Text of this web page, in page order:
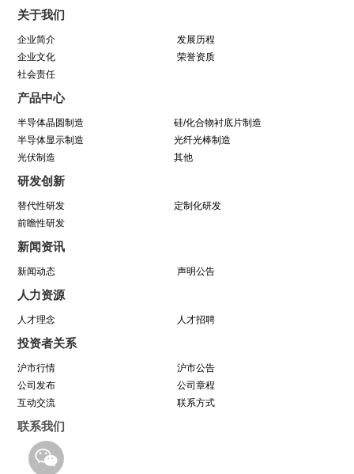
动圆满结束
学芯谱理念 做靠谱者--中巨芯靠谱文化宣讲月活
动圆满收官
因为靠谱 所以信赖 | 中巨芯《芯谱》发布会
中巨芯参展SEMICON China 2021
八年靠谱路 芯程共奔赴——首届靠谱文化节开幕
与城同行，为热爱开跑
关于我们
企业简介
发展历程
企业文化
荣誉资质
社会责任
产品中心
半导体晶圆制造
硅/化合物衬底片制造
半导体显示制造
光纤光棒制造
光伏制造
其他
研发创新
替代性研发
定制化研发
前瞻性研发
新闻资讯
新闻动态 声明公告
人力资源
人才理念 人才招聘
投资者关系
沪市行情
沪市公告
公司发布
公司章程
互动交流
联系方式
联系我们